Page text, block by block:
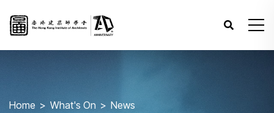
Home What's On News